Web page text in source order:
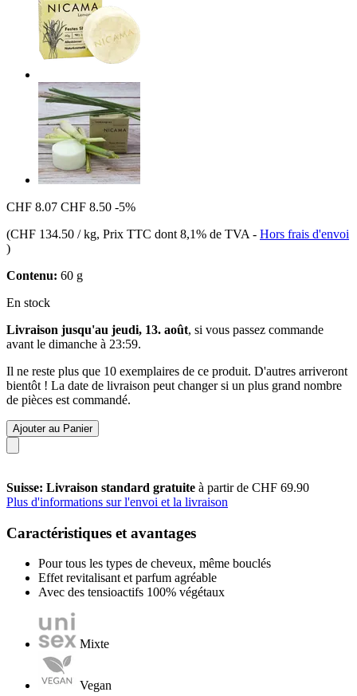
CHF 8.07 CHF 8.50 -5%
(CHF 134.50 / kg, Prix TTC dont 8,1% de TVA - Hors frais d'envoi
)
Contenu: 60 g
En stock
Livraison jusqu'au jeudi, 13. août, si vous passez commande
avant le dimanche à 23:59.
Il ne reste plus que 10 exemplaires de ce produit. D'autres arriveront
bientôt ! La date de livraison peut changer si un plus grand nombre
de pièces est commandé.
Ajouter au Panier
Suisse: Livraison standard gratuite à partir de CHF 69.90
Plus d'informations sur l'envoi et la livraison
Caractéristiques et avantages
Pour tous les types de cheveux, même bouclés
Effet revitalisant et parfum agréable
Avec des tensioactifs 100% végétaux
Mixte
Vegan